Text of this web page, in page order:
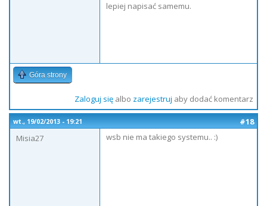
lepiej napisać samemu.
Góra strony
Zaloguj sięalbo zarejestruj aby dodać komentarz
wt., 19/02/2013 - 19:21
#18
Misia27
wsb nie ma takiego systemu.. :)